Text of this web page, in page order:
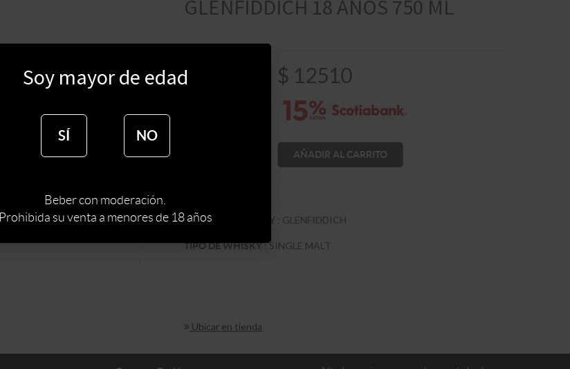
GLENFIDDICH 18 AÑOS 750 ML
$ $ 12510
AÑADIR AL CARRITO
MARCA DE WHISKY : GLENFIDDICH
TIPO DE WHISKY:SINGLE MALT
Ubicar en tienda
Soy mayor de edad
SÍ NO
Beber con moderación.
Prohibida su venta a menores de 18 años